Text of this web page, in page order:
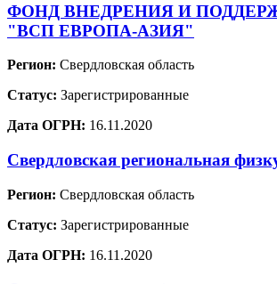
ФОНД ВНЕДРЕНИЯ И
"ВСП ЕВРОПА-АЗИЯ"
Регион: Свердловская область
Статус: Зарегистрированные
Дата ОГРН: 16.11.2020
Свердловская региональная
Регион: Свердловская область
Статус: Зарегистрированные
Дата ОГРН: 16.11.2020